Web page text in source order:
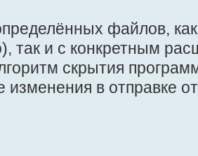
файлов,
так и с конкретным
скрытия
в отправке